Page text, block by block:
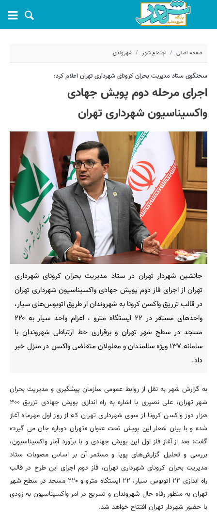
صفحه اصلی اجتماع شهر شهروندی
۱۹ مهر ۱۴۰۰ - ۱۱:۲۷
کد مطلب: 13525
سخنگوی ستاد مدیریت بحران کرونای شهرداری تهران اعلام کرد:
اجرای مرحله دوم پویش جهادی
واکسیناسیون شهرداری تهران
جانشین شهردار تهران در ستاد مدیریت بحران کرونای شهرداری
تهران از اجرای فاز دوم پویش جهادی واکسیناسیون شهرداری تهران
در قالب تزریق واکسن کرونا به شهروندان از طریق اتوبوس‌های سیار،
واحدهای مستقر در ۲۲ ایستگاه مترو ، اعزام واحد سیار به ۲۲۰
مسجد در سطح شهر تهران و برقراری خط ارتباطی شهروندان با
سامانه ۱۳۷ ویژه سالمندان و معلولان متقاضی واکسن در منزل خبر
داد.
به گزارش شهر به نقل از روابط عمومی سازمان پیشگیری و مدیریت بحران
شهر تهران، علی نصیری با اشاره به راه اندازی پویش جهادی تزریق ۳۰۰
هزار دوز واکسن کرونا از سوی شهرداری تهران که از روز اول مهرماه آغاز
شده و با بیان شعار این پویش تحت عنوان «تهران دوباره جان می گیرد»
گفت: بعد از آغاز فاز اول این پویش جهادی و با برآورد آمار واکسیناسیون،
بررسی و تحلیل گزارش‌های پویا و مستمر آن بر اساس مصوبات ستاد
مدیریت بحران کرونای شهرداری تهران، فاز دوم اجرای این طرح در قالب
راه اندازی ۲۲ اتوبوس سیار، ۲۲ ایستگاه مترو و ۲۲۰ مسجد در سطح شهر
تهران به منظور رفاه حال شهروندان و تسریع در امر واکسیناسیون به زودی
با حضور شهردار تهران افتتاح خواهد شد.